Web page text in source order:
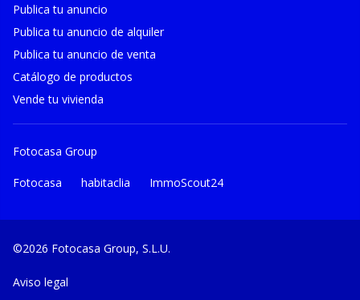
Publica tu anuncio
Publica tu anuncio de alquiler
Publica tu anuncio de venta
Catálogo de productos
Vende tu vivienda
Fotocasa Group
Fotocasa habitaclia ImmoScout24
©2026 Fotocasa Group, S.L.U.
Aviso legal